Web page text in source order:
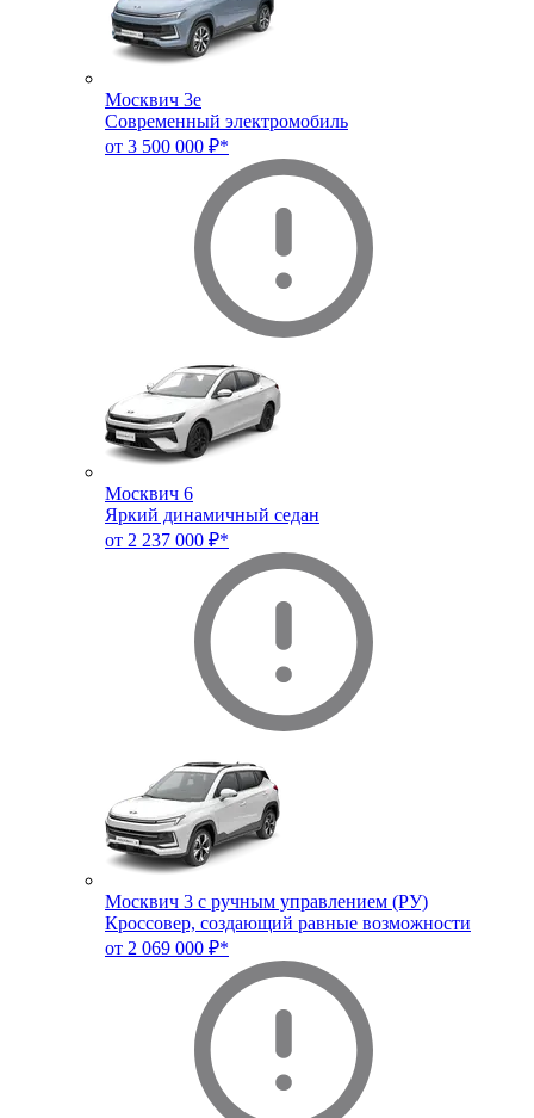
Москвич 3e
Современный электромобиль
от 3 500 000 ₽*
Москвич 6
Яркий динамичный седан
от 2 237 000 ₽*
Москвич 3 с ручным управлением (РУ)
Кроссовер, создающий равные возможности
от 2 069 000 ₽*